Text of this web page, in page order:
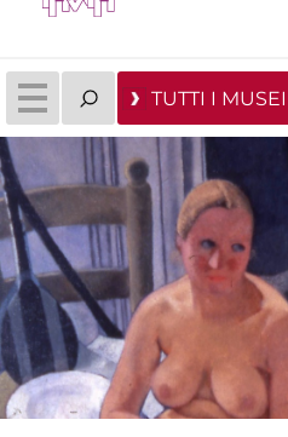
TUTTI I MUSEI